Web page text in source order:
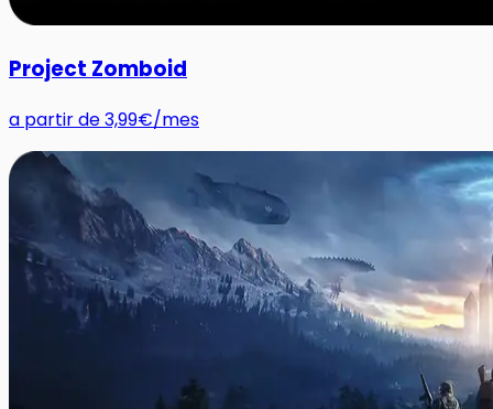
Project Zomboid
a partir de3,99€/mes